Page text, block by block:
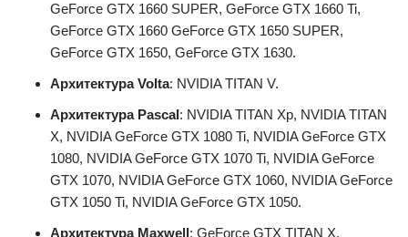
GeForce GTX 1660 SUPER, GeForce GTX 1660 Ti,
GeForce GTX 1660 GeForce GTX 1650 SUPER,
GeForce GTX 1650, GeForce GTX 1630.
Архитектура Volta: NVIDIA TITAN V.
Архитектура Pascal: NVIDIA TITAN Xp, NVIDIA TITAN
X, NVIDIA GeForce GTX 1080 Ti, NVIDIA GeForce GTX
1080, NVIDIA GeForce GTX 1070 Ti, NVIDIA GeForce
GTX 1070, NVIDIA GeForce GTX 1060, NVIDIA GeForce
GTX 1050 Ti, NVIDIA GeForce GTX 1050.
Архитектура Maxwell: GeForce GTX TITAN X,